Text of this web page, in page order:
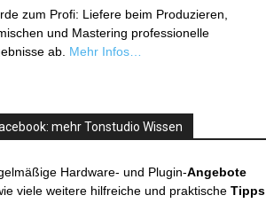
zum Profi: Liefere beim Produzieren,
und Mastering professionelle
ab. Mehr Infos…
mehr Tonstudio Wissen
Hardware- und Plugin-Angebote
viele weitere hilfreiche und praktische Tipps